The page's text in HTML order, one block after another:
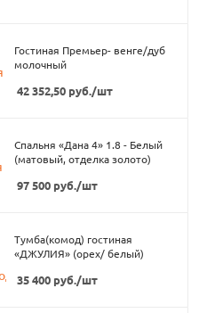
Гостиная Премьер- венге/дуб
молочный
42 352,50 руб./шт
Спальня «Дана 4» 1.8 - Белый
(матовый, отделка золото)
97 500 руб./шт
Тумба(комод) гостиная
«ДЖУЛИЯ» (орех/ белый)
35 400 руб./шт